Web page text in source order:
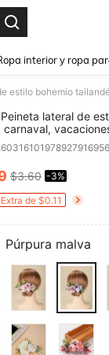
interior y ropa
lateral de
carnaval,
AND
$3.60 -3%
de $0.11
Púrpura malva